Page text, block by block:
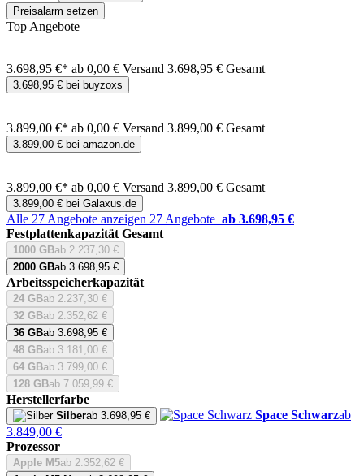
Preisalarm setzen
Top Angebote
3.698,95 €* ab 0,00 € Versand 3.698,95 € Gesamt
3.698,95 € bei buyzoxs
3.899,00 €* ab 0,00 € Versand 3.899,00 € Gesamt
3.899,00 € bei amazon.de
3.899,00 €* ab 0,00 € Versand 3.899,00 € Gesamt
3.899,00 € bei Galaxus.de
Alle 27 Angebote anzeigen 27 Angebote ab 3.698,95 €
Festplattenkapazität Gesamt
1000 GBab 2.237,30 €
2000 GBab 3.698,95 €
Arbeitsspeicherkapazität
24 GBab 2.237,30 €
32 GBab 2.352,62 €
36 GBab 3.698,95 €
48 GBab 3.181,00 €
64 GBab 3.799,00 €
128 GBab 7.059,99 €
Herstellerfarbe
Silberab 3.698,95 € Space Schwarzab
3.849,00 €
Prozessor
Apple M5ab 2.352,62 €